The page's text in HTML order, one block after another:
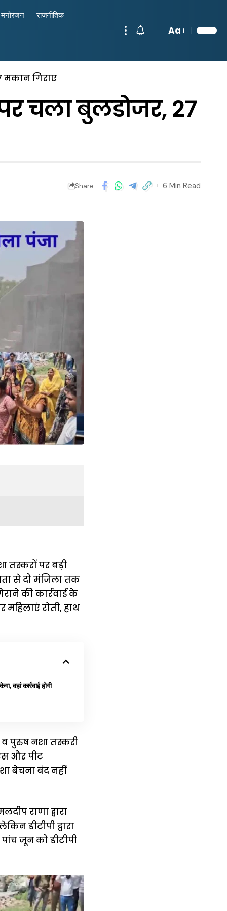
मनोरंजन राजनीतिक
Aa
मकान गिराए
चला बुलडोजर, 27
Share 6 Min Read
तस्करों पर बड़ी
से दो मंजिला तक
की कार्रवाई के
रोती, हाथ
वहां कार्रवाई होगी
पुरुष नशा तस्करी
और पीट
बेचना बंद नहीं
राणा द्वारा
डीटीपी द्वारा
जून को डीटीपी